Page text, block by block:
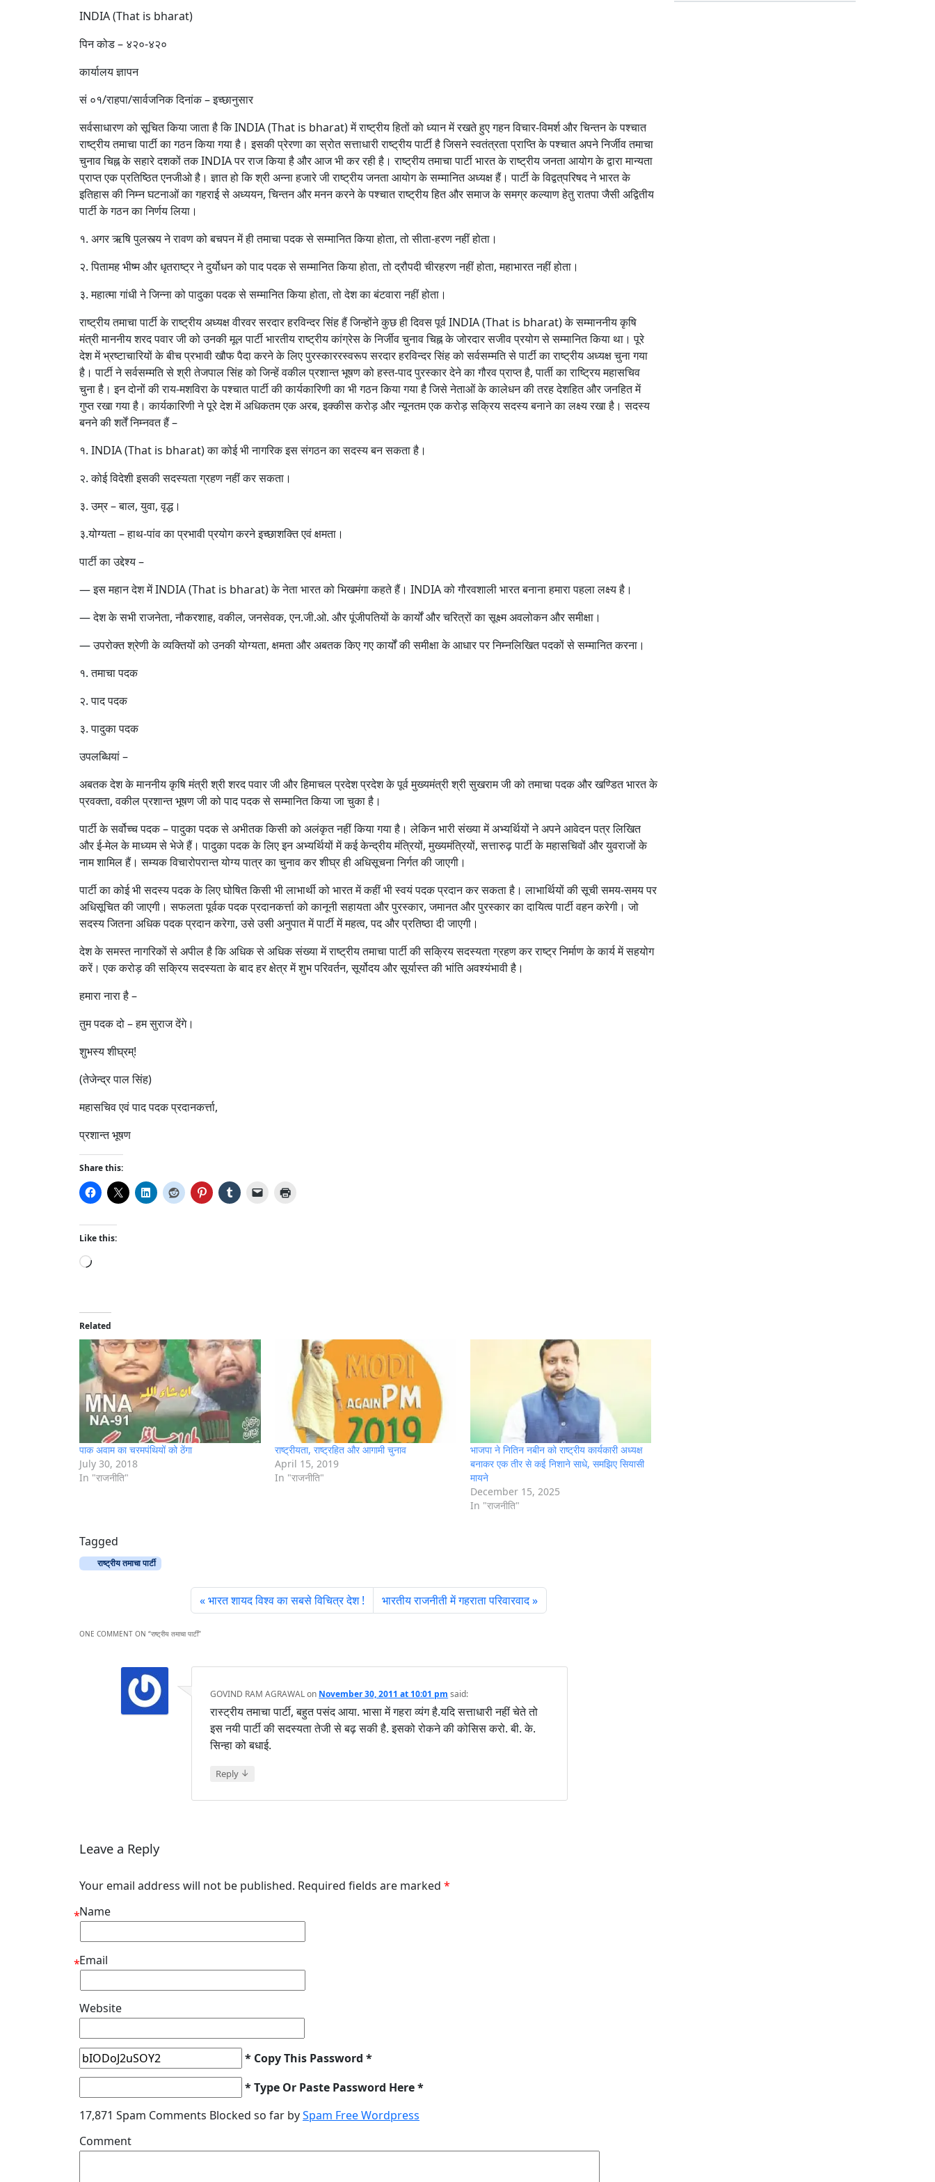
INDIA (That is bharat)
पिन कोड – ४२०-४२०
कार्यालय ज्ञापन
सं ०१/राहपा/सार्वजनिक दिनांक – इच्छानुसार
सर्वसाधारण को सूचित किया जाता है कि INDIA (That is bharat) में राष्ट्रीय हितों को ध्यान में रखते हुए गहन विचार-विमर्श और चिन्तन के पश्चात
राष्ट्रीय तमाचा पार्टी का गठन किया गया है। इसकी प्रेरणा का स्रोत सत्ताधारी राष्ट्रीय पार्टी है जिसने स्वतंत्रता प्राप्ति के पश्चात अपने निर्जीव तमाचा
चुनाव चिह्न के सहारे दशकों तक INDIA पर राज किया है और आज भी कर रही है। राष्ट्रीय तमाचा पार्टी भारत के राष्ट्रीय जनता आयोग के द्वारा मान्यता
प्राप्त एक प्रतिष्ठित एनजीओ है। ज्ञात हो कि श्री अन्ना हजारे जी राष्ट्रीय जनता आयोग के सम्मानित अध्यक्ष हैं। पार्टी के विद्वत्‌परिषद ने भारत के
इतिहास की निम्न घटनाओं का गहराई से अध्ययन, चिन्तन और मनन करने के पश्चात राष्ट्रीय हित और समाज के समग्र कल्याण हेतु रातपा जैसी अद्वितीय
पार्टी के गठन का निर्णय लिया।
१. अगर ऋषि पुलस्त्य ने रावण को बचपन में ही तमाचा पदक से सम्मानित किया होता, तो सीता-हरण नहीं होता।
२. पितामह भीष्म और धृतराष्ट्र ने दुर्योधन को पाद पदक से सम्मानित किया होता, तो द्रौपदी चीरहरण नहीं होता, महाभारत नहीं होता।
३. महात्मा गांधी ने जिन्ना को पादुका पदक से सम्मानित किया होता, तो देश का बंटवारा नहीं होता।
राष्ट्रीय तमाचा पार्टी के राष्ट्रीय अध्यक्ष वीरवर सरदार हरविन्दर सिंह हैं जिन्होंने कुछ ही दिवस पूर्व INDIA (That is bharat) के सम्माननीय कृषि
मंत्री माननीय शरद पवार जी को उनकी मूल पार्टी भारतीय राष्ट्रीय कांग्रेस के निर्जीव चुनाव चिह्न के जोरदार सजीव प्रयोग से सम्मानित किया था। पूरे
देश में भ्रष्टाचारियों के बीच प्रभावी खौफ पैदा करने के लिए पुरस्काररस्वरूप सरदार हरविन्दर सिंह को सर्वसम्मति से पार्टी का राष्ट्रीय अध्यक्ष चुना गया
है। पार्टी ने सर्वसम्मति से श्री तेजपाल सिंह को जिन्हें वकील प्रशान्त भूषण को हस्त-पाद पुरस्कार देने का गौरव प्राप्त है, पार्ती का राष्ट्रिय महासचिव
चुना है। इन दोनों की राय-मशविरा के पश्चात पार्टी की कार्यकारिणी का भी गठन किया गया है जिसे नेताओं के कालेधन की तरह देशहित और जनहित में
गुप्त रखा गया है। कार्यकारिणी ने पूरे देश में अधिकतम एक अरब, इक्कीस करोड़ और न्यूनतम एक करोड़ सक्रिय सदस्य बनाने का लक्ष्य रखा है। सदस्य
बनने की शर्तें निम्नवत हैं –
१. INDIA (That is bharat) का कोई भी नागरिक इस संगठन का सदस्य बन सकता है।
२. कोई विदेशी इसकी सदस्यता ग्रहण नहीं कर सकता।
३. उम्र – बाल, युवा, वृद्ध।
३.योग्यता – हाथ-पांव का प्रभावी प्रयोग करने इच्छाशक्ति एवं क्षमता।
पार्टी का उद्देश्य –
— इस महान देश में INDIA (That is bharat) के नेता भारत को भिखमंगा कहते हैं। INDIA को गौरवशाली भारत बनाना हमारा पहला लक्ष्य है।
— देश के सभी राजनेता, नौकरशाह, वकील, जनसेवक, एन.जी.ओ. और पूंजीपतियों के कार्यों और चरित्रों का सूक्ष्म अवलोकन और समीक्षा।
— उपरोक्त श्रेणी के व्यक्तियों को उनकी योग्यता, क्षमता और अबतक किए गए कार्यों की समीक्षा के आधार पर निम्नलिखित पदकों से सम्मानित करना।
१. तमाचा पदक
२. पाद पदक
३. पादुका पदक
उपलब्धियां –
अबतक देश के माननीय कृषि मंत्री श्री शरद पवार जी और हिमाचल प्रदेश प्रदेश के पूर्व मुख्यमंत्री श्री सुखराम जी को तमाचा पदक और खण्डित भारत के
प्रवक्ता, वकील प्रशान्त भूषण जी को पाद पदक से सम्मानित किया जा चुका है।
पार्टी के सर्वोच्च पदक – पादुका पदक से अभीतक किसी को अलंकृत नहीं किया गया है। लेकिन भारी संख्या में अभ्यर्थियों ने अपने आवेदन पत्र लिखित
और ई-मेल के माध्यम से भेजे हैं। पादुका पदक के लिए इन अभ्यर्थियों में कई केन्द्रीय मंत्रियों, मुख्यमंत्रियों, सत्तारुढ़ पार्टी के महासचिवों और युवराजों के
नाम शामिल हैं। सम्यक विचारोपरान्त योग्य पात्र का चुनाव कर शीघ्र ही अधिसूचना निर्गत की जाएगी।
पार्टी का कोई भी सदस्य पदक के लिए घोषित किसी भी लाभार्थी को भारत में कहीं भी स्वयं पदक प्रदान कर सकता है। लाभार्थियों की सूची समय-समय पर
अधिसूचित की जाएगी। सफलता पूर्वक पदक प्रदानकर्त्ता को कानूनी सहायता और पुरस्कार, जमानत और पुरस्कार का दायित्व पार्टी वहन करेगी। जो
सदस्य जितना अधिक पदक प्रदान करेगा, उसे उसी अनुपात में पार्टी में महत्व, पद और प्रतिष्ठा दी जाएगी।
देश के समस्त नागरिकों से अपील है कि अधिक से अधिक संख्या में राष्ट्रीय तमाचा पार्टी की सक्रिय सदस्यता ग्रहण कर राष्ट्र निर्माण के कार्य में सहयोग
करें। एक करोड़ की सक्रिय सदस्यता के बाद हर क्षेत्र में शुभ परिवर्तन, सूर्योदय और सूर्यास्त की भांति अवश्यंभावी है।
हमारा नारा है –
तुम पदक दो – हम सुराज देंगे।
शुभस्य शीघ्रम्‌!
(तेजेन्द्र पाल सिंह)
महासचिव एवं पाद पदक प्रदानकर्त्ता,
प्रशान्त भूषण
Share this:
Like this:
L
d
i
n
g
…
Related
पाक अवाम का चरमपंथियों को ठेंगा
July 30, 2018
In "राजनीति"
राष्ट्रीयता, राष्ट्रहित और आगामी चुनाव
April 15, 2019
In "राजनीति"
भाजपा ने नितिन नबीन को राष्ट्रीय कार्यकारी अध्यक्ष
बनाकर एक तीर से कई निशाने साधे, समझिए सियासी
मायने
December 15, 2025
In "राजनीति"
Tagged
राष्ट्रीय तमाचा पार्टी
भारत शायद विश्व का सबसे विचित्र देश ! भारतीय राजनीती में गहराता परिवारवाद
ONE COMMENT ON “राष्ट्रीय तमाचा पार्टी”
GOVIND RAM AGRAWALon November 30, 2011 at 10:01 pm said:
रास्ट्रीय तमाचा पार्टी, बहुत पसंद आया. भासा में गहरा व्यंग है.यदि सत्ताधारी नहीं चेते तो
इस नयी पार्टी की सदस्यता तेजी से बढ़ सकी है. इसको रोकने की कोसिस करो. बी. के.
सिन्हा को बधाई.
Reply ↓
Leave a Reply
Your email address will not be published. Required fields are marked *
Name
*
Email
*
Website
* Copy This Password *
* Type Or Paste Password Here *
17,871 Spam Comments Blocked so far bySpam Free Wordpress
Comment